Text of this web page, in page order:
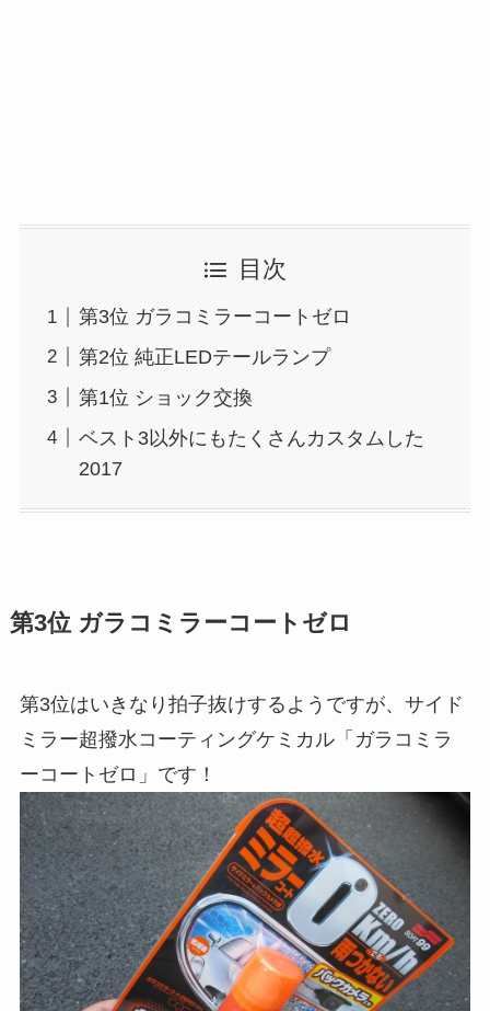
目次
第3位 ガラコミラーコートゼロ
第2位 純正LEDテールランプ
第1位 ショック交換
ベスト3以外にもたくさんカスタムした
2017
第3位 ガラコミラーコートゼロ
第3位はいきなり拍子抜けするようですが、サイド
ミラー超撥水コーティングケミカル「ガラコミラ
ーコートゼロ」です！